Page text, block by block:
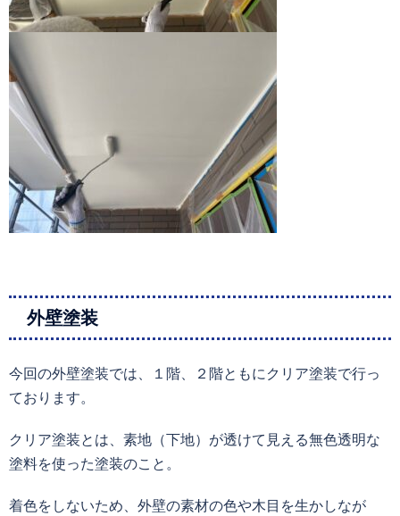
外壁塗装
今回の外壁塗装では、１階、２階ともにクリア塗装で行っ
ております。
クリア塗装とは、素地（下地）が透けて見える無色透明な
塗料を使った塗装のこと。
着色をしないため、外壁の素材の色や木目を生かしなが